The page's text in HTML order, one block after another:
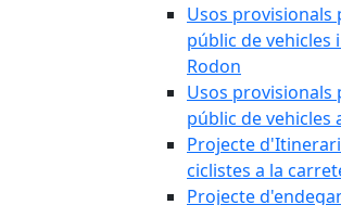
Usos provisionals
públic de vehicles
Rodon
Usos provisionals
públic de vehicles
Projecte
ciclistes a la
Projecte